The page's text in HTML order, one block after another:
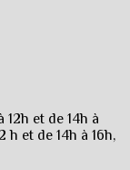
et de 14h à
h et de 14h à 16h,